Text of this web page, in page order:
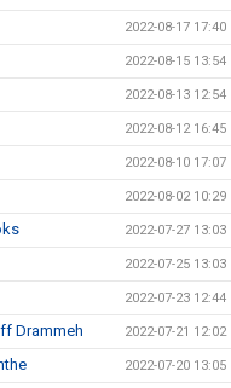
2022-08-17 17:40
2022-08-15 13:54
2022-08-13 12:54
2022-08-12 16:45
2022-08-10 17:07
2022-08-02 10:29
2022-07-27 13:03
2022-07-25 13:03
2022-07-23 12:44
Drammeh 2022-07-21 12:02
2022-07-20 13:05